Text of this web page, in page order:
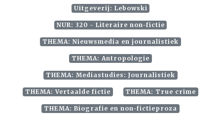
Uitgeverij: Lebowski
NUR: 320 - Literaire non-fictie
THEMA: Nieuwsmedia en journalistiek
THEMA: Antropologie
THEMA: Mediastudies: Journalistiek
THEMA: Vertaalde fictie THEMA: True crime
THEMA: Biografie en non-fictieproza